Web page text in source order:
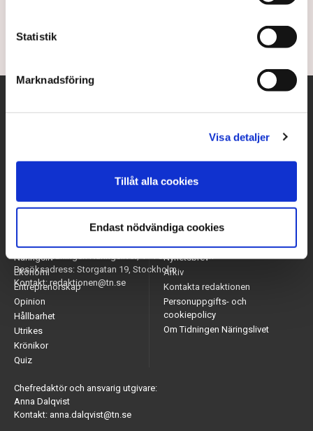
Statistik
Marknadsföring
Visa detaljer
Tillåt alla cookies
Endast nödvändiga cookies
2 years ago |
Adress: Tidningen Näringslivet, 114 82 Stockholm
Besöksadress: Storgatan 19, Stockholm
Kontakt: redaktionen@tn.se
Arbetsmarknad
Näringsliv
Ekonomi
Entreprenörskap
Opinion
Hållbarhet
Utrikes
Krönikor
Quiz
Nyhetsbrev
Arkiv
Kontakta redaktionen
Personuppgifts- och
cookiepolicy
Om Tidningen Näringslivet
Chefredaktör och ansvarig utgivare:
Anna Dalqvist
Kontakt: anna.dalqvist@tn.se